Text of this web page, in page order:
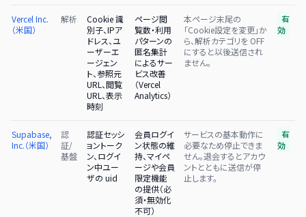
Vercel Inc.
（米国）
解析
Cookie 識
別子、IPア
ドレス、ユ
ーザーエ
ージェン
ト、参照元
URL、閲覧
URL、表示
時刻
ページ閲
覧数・利用
パターンの
匿名集計
によるサー
ビス改善
（Vercel
Analytics）
本ページ末尾の
「Cookie設定を変更」か
ら、解析カテゴリを OFF
にすると以後送信され
ません。
有
効
Supabase,
Inc.（米国）
認
証/
基盤
認証セッシ
ョントーク
ン、ログイ
ン中ユー
ザの uid
会員ログイ
ン状態の維
持、マイペ
ージや会員
限定機能
の提供（必
須・無効化
不可）
サービスの基本動作に
必要なため停止できま
せん。退会するとアカウ
ントとともに送信が停
止します。
有
効